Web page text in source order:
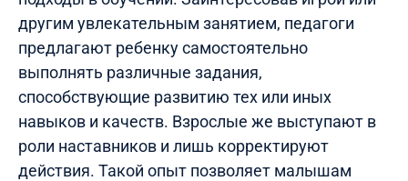
другим увлекательным занятием, педагоги
предлагают ребенку самостоятельно
выполнять различные задания,
способствующие развитию тех или иных
навыков и качеств. Взрослые же выступают в
роли наставников и лишь корректируют
действия. Такой опыт позволяет малышам